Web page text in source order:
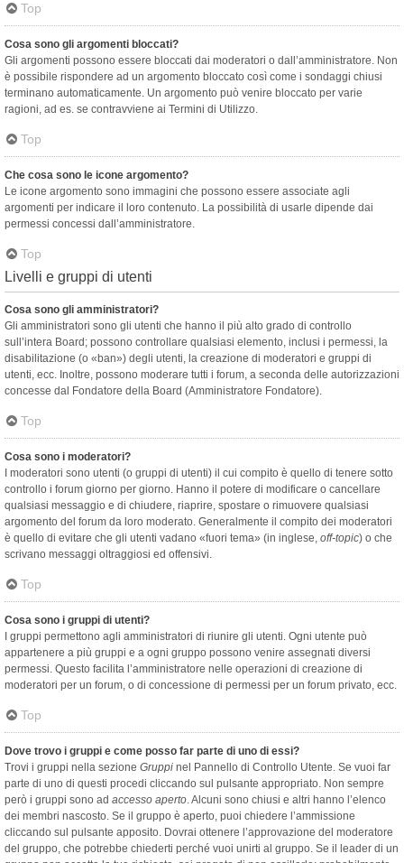
Top
Cosa sono gli argomenti bloccati?
Gli argomenti possono essere bloccati dai moderatori o dall’amministratore. Non
è possibile rispondere ad un argomento bloccato così come i sondaggi chiusi
terminano automaticamente. Un argomento può venire bloccato per varie
ragioni, ad es. se contravviene ai Termini di Utilizzo.
Top
Che cosa sono le icone argomento?
Le icone argomento sono immagini che possono essere associate agli
argomenti per indicare il loro contenuto. La possibilità di usarle dipende dai
permessi concessi dall’amministratore.
Top
Livelli e gruppi di utenti
Cosa sono gli amministratori?
Gli amministratori sono gli utenti che hanno il più alto grado di controllo
sull’intera Board; possono controllare qualsiasi elemento, inclusi i permessi, la
disabilitazione (o «ban») degli utenti, la creazione di moderatori e gruppi di
utenti, ecc. Inoltre, possono moderare tutti i forum, a seconda delle autorizzazioni
concesse dal Fondatore della Board (Amministratore Fondatore).
Top
Cosa sono i moderatori?
I moderatori sono utenti (o gruppi di utenti) il cui compito è quello di tenere sotto
controllo i forum giorno per giorno. Hanno il potere di modificare o cancellare
qualsiasi messaggio e di chiudere, riaprire, spostare o rimuovere qualsiasi
argomento del forum da loro moderato. Generalmente il compito dei moderatori
è quello di evitare che gli utenti vadano «fuori tema» (in inglese, off-topic) o che
scrivano messaggi oltraggiosi ed offensivi.
Top
Cosa sono i gruppi di utenti?
I gruppi permettono agli amministratori di riunire gli utenti. Ogni utente può
appartenere a più gruppi e a ogni gruppo possono venire assegnati diversi
permessi. Questo facilita l’amministratore nelle operazioni di creazione di
moderatori per un forum, o di concessione di permessi per un forum privato, ecc.
Top
Dove trovo i gruppi e come posso far parte di uno di essi?
Trovi i gruppi nella sezione Gruppi nel Pannello di Controllo Utente. Se vuoi far
parte di uno di questi procedi cliccando sul pulsante appropriato. Non sempre
però i gruppi sono ad accesso aperto. Alcuni sono chiusi e altri hanno l’elenco
dei membri nascosto. Se il gruppo è aperto, puoi chiedere l’ammissione
cliccando sul pulsante apposito. Dovrai ottenere l’approvazione del moderatore
del gruppo, che potrebbe chiederti perché vuoi unirti al gruppo. Se il leader di un